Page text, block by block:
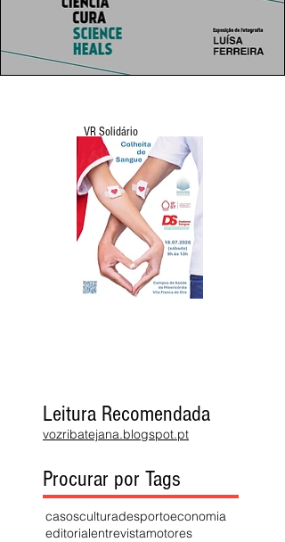
VR Solidário
Leitura Recomendada
vozribatejana.blogspot.pt
Procurar por Tags
casosculturadesportoeconomia
editorialentrevistamotores